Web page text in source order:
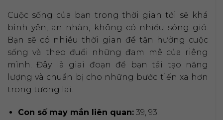
Cuộc sống của bạn trong thời gian tới sẽ khá
bình yên, an nhàn, không có nhiều sóng gió.
Bạn sẽ có nhiều thời gian để tận hưởng cuộc
sống và theo đuổi những đam mê của riêng
mình. Đây là giai đoạn để bạn tái tạo năng
lượng và chuẩn bị cho những bước tiến xa hơn
trong tương lai.
Con số may mắn liên quan:39, 93.